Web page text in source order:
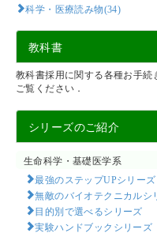
科学・医療読み物(34)
教科書
教科書採用に関する各種お手続
ご覧ください．
シリーズのご紹介
生命科学・基礎医学系
最強のステップUPシリーズ
無敵のバイオテクニカルシ
目的別で選べるシリーズ
実験ハンドブックシリーズ